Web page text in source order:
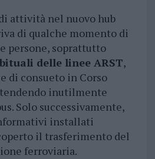
attività nel nuovo hub
di qualche momento di
persone, soprattutto
delle linee ARST,
di consueto in Corso
inutilmente
Solo successivamente,
installati
il trasferimento del
ferroviaria.